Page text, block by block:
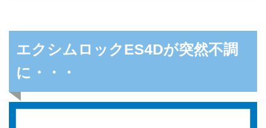
エクシムロックES4Dが突然不調
に・・・